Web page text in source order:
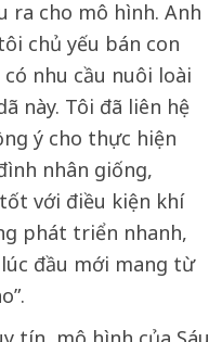
ra cho mô hình. Anh
chủ yếu bán con
nhu cầu nuôi loài
này. Tôi đã liên hệ
ý cho thực hiện
nhân giống,
với điều kiện khí
phát triển nhanh,
đầu mới mang từ